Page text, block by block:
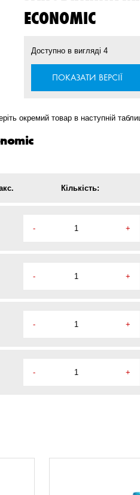
ECONOMIC
Доступно в вигляді 4
ПОКАЗАТИ ВЕРСІЇ
окремий товар в наступній
Кількість:
- +
- +
- +
- +